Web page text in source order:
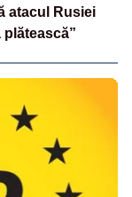
atacul Rusiei